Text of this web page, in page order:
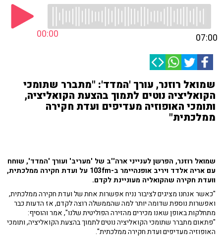
00:00 07:00
שמואל רוזנר, עורך 'המדד': "מתברר שתומכי
הקואליציה נוטים לתמוך בהצעת הקואליציה,
ותומכי האופוזיה מעדיפים ועדת חקירה
ממלכתית"
שמואל רוזנר, הפרשן לענייני ארה''ב של 'מעריב' ועורך 'המדד', שוחח
עם אריה אלדד ויריב אופנהיימר ב-103fm על ועדת חקירה ממלכתית,
וועדת חקירה שהקואליה מעוניינת לקדם.
"כאשר אנחנו מציגים לציבור נניח אפשרות אחת של ועדת חקירה ממלכתית,
ואפשרות נוספת שדומה יותר למה שהממשלה רוצה לקדם, אז הדעות כבר
מתחלקות באופן שאנו מכירים מהזירה הפוליטית שלנו", אמר והוסיף:
"פתאום מתברר שתומכי הקואליציה נוטים לתמוך בהצעת הקואליציה, ותומכי
האופוזיה מעדיפים ועדת חקירה ממלכתית".